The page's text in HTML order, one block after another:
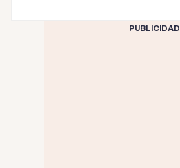
PUBLICIDAD